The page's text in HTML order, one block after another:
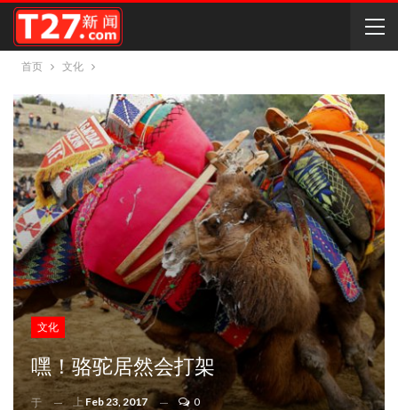
首页 文化
文化
嘿！骆驼居然会打架
于 上 Feb 23, 2017 0